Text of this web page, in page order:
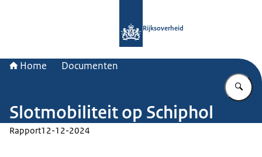
Rijksoverheid
Home Documenten
Slotmobiliteit op Schiphol
Rapport12-12-2024